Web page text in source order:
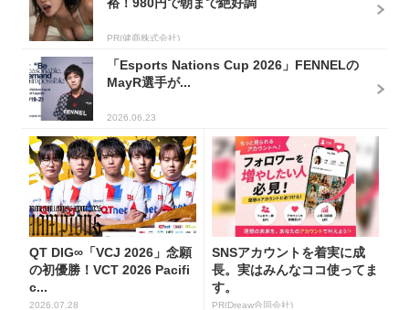
PR(健商株式会社)
「Esports Nations Cup 2026」FENNELの
MayR選手が...
2026.06.23
QT DIG∞「VCJ 2026」念願
の初優勝！VCT 2026 Pacifi
c...
2026.07.28
SNSアカウントを着実に成
長。実はみんなココ使ってま
す。
PR(Dreaw合同会社)